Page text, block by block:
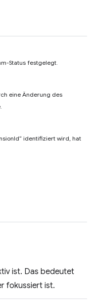
Status festgelegt.
eine Änderung des
identifiziert wird, hat
ist. Das bedeutet
fokussiert ist.